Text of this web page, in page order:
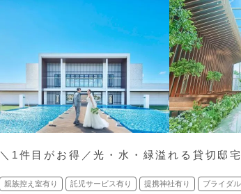
＼1件目がお得／光・水・緑溢れる貸切邸
親族控え室有り 託児サービス有り 提携神社有り ブライダ